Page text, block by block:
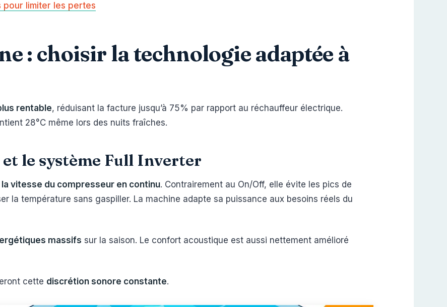
pour limiter les pertes
: choisir la technologie adaptée à
rentable, réduisant la facture jusqu’à 75% par rapport au réchauffeur électrique.
28°C même lors des nuits fraîches.
et le système Full Inverter
vitesse du compresseur en continu. Contrairement au On/Off, elle évite les pics de
la température sans gaspiller. La machine adapte sa puissance aux besoins réels du
massifs sur la saison. Le confort acoustique est aussi nettement amélioré
cette discrétion sonore constante.